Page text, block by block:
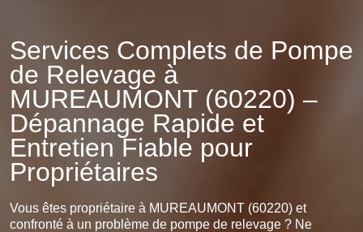
Services Complets de Pompe
de Relevage à
MUREAUMONT (60220) –
Dépannage Rapide et
Entretien Fiable pour
Propriétaires
Vous êtes propriétaire à MUREAUMONT (60220) et
confronté à un problème de pompe de relevage ? Ne